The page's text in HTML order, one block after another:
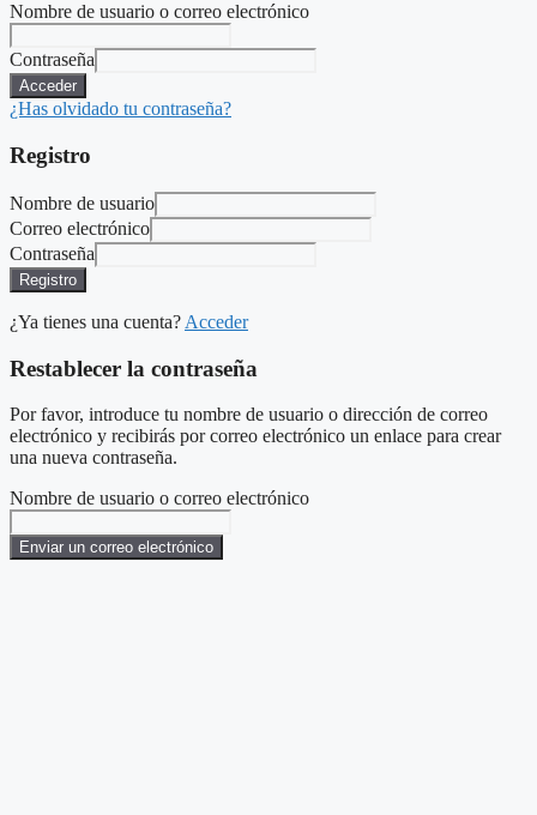
Nombre de usuario o correo electrónico
Contraseña
Acceder
¿Has olvidado tu contraseña?
Registro
Nombre de usuario
Correo electrónico
Contraseña
Registro
¿Ya tienes una cuenta? Acceder
Restablecer la contraseña
Por favor, introduce tu nombre de usuario o dirección de correo
electrónico y recibirás por correo electrónico un enlace para crear
una nueva contraseña.
Nombre de usuario o correo electrónico
Enviar un correo electrónico